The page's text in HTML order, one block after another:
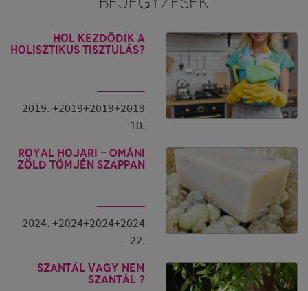
Hol kezdődik a
holisztikus tisztulás?
2019. +2019+2019+2019
10.
Royal Hojari - ománi
zöld tömjén szappan
2024. +2024+2024+2024
22.
Szantál vagy nem
szantál ?